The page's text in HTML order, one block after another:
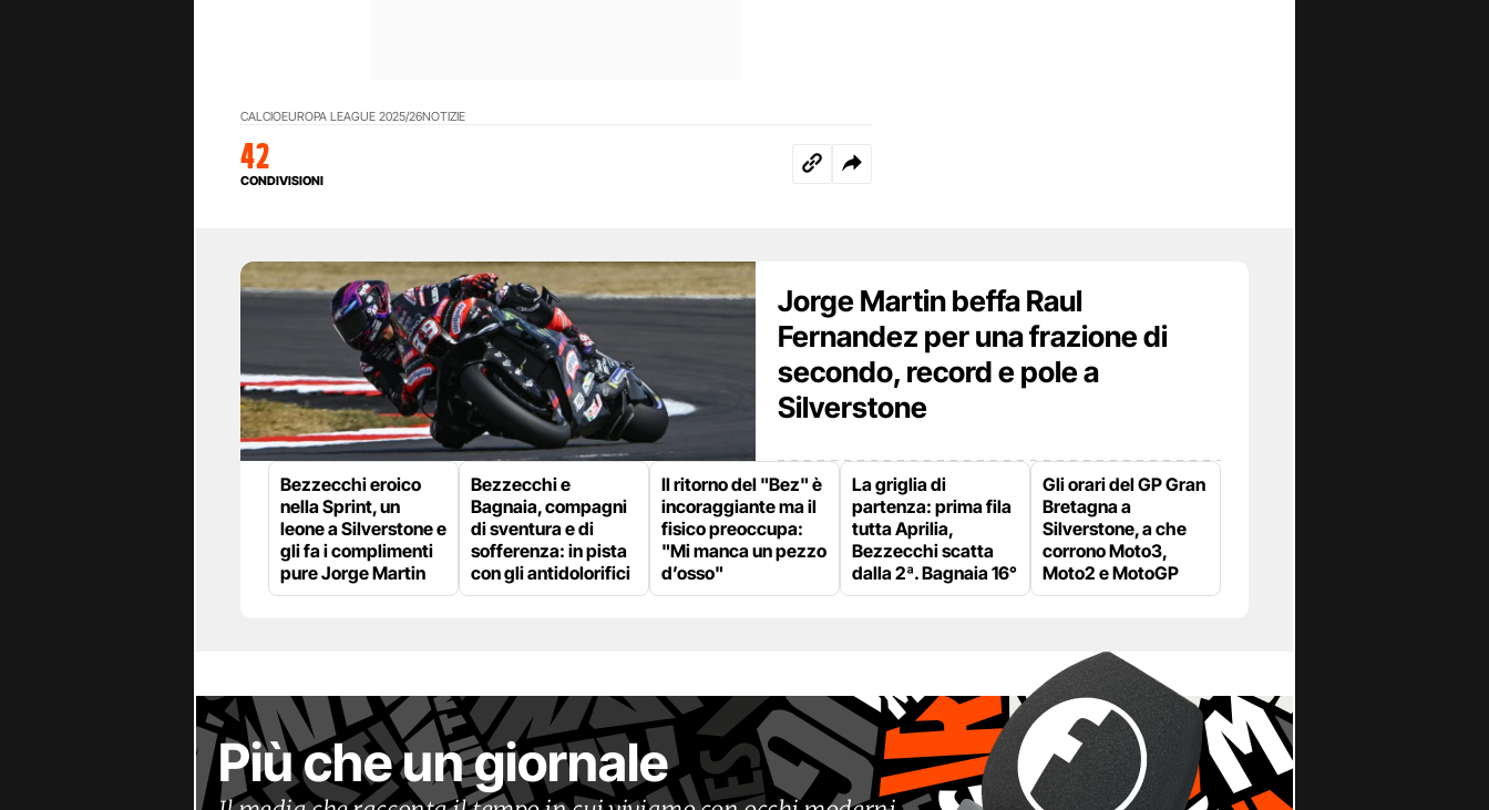
CALCIOEUROPA LEAGUE 2025/26NOTIZIE
42
CONDIVISIONI
Jorge Martin beffa Raul
Fernandez per una frazione di
secondo, record e pole a
Silverstone
Bezzecchi eroico
nella Sprint, un
leone a Silverstone e
gli fa i complimenti
pure Jorge Martin
Bezzecchi e
Bagnaia, compagni
di sventura e di
sofferenza: in pista
con gli antidolorifici
Il ritorno del "Bez" è
incoraggiante ma il
fisico preoccupa:
"Mi manca un pezzo
d’osso"
La griglia di
partenza: prima fila
tutta Aprilia,
Bezzecchi scatta
dalla 2ª. Bagnaia 16°
Gli orari del GP Gran
Bretagna a
Silverstone, a che
corrono Moto3,
Moto2 e MotoGP
Più che un giornale